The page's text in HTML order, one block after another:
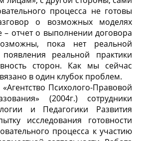
процесса не готовы
о возможных моделях
отчет о выполнении договора
пока нет реальной
реальной практики
сторон. Как мы сейчас
в один клубок проблем.
Психолого-Правовой
(2004г.) сотрудники
и Педагогики Развития
исследования готовности
процесса к участию